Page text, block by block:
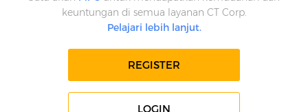
keuntungan di semua layanan CT Corp.
Pelajari lebih lanjut.
REGISTER
LOGIN